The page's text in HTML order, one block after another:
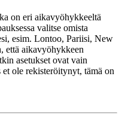
on eri aikavyöhykkeeltä
valitse omista
esim. Lontoo, Pariisi, New
että aikavyöhykkeen
asetukset ovat vain
ole rekisteröitynyt, tämä on